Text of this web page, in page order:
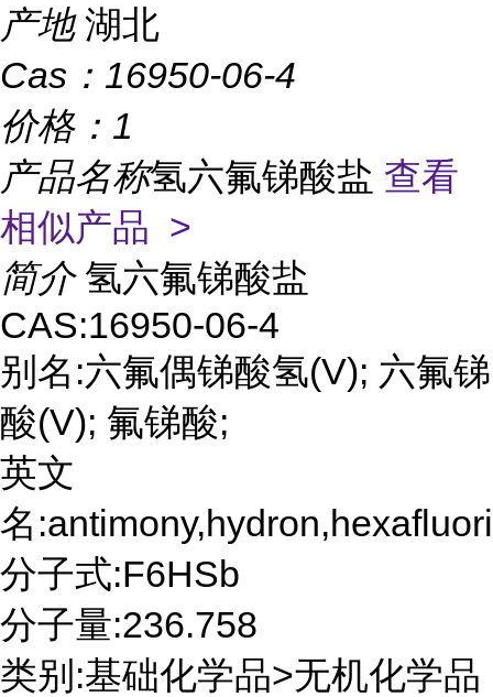
产地 湖北
Cas： 16950-06-4
价格： 1
产品名称氢六氟锑酸盐 查看
相似产品 >
简介 氢六氟锑酸盐
CAS:16950-06-4
别名:六氟偶锑酸氢(V); 六氟锑
酸(V); 氟锑酸;
英文
名
分子式:F6HSb
分子量:236.758
类别:基础化学品>无机化学品